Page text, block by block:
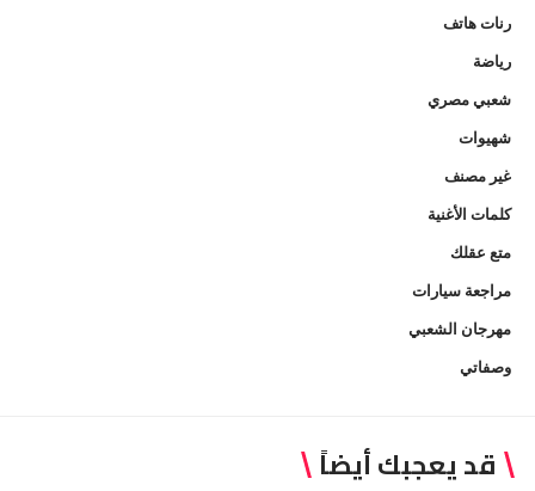
رنات هاتف
رياضة
شعبي مصري
شهيوات
غير مصنف
كلمات الأغنية
متع عقلك
مراجعة سيارات
مهرجان الشعبي
وصفاتي
قد يعجبك أيضاً